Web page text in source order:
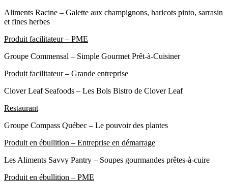
Aliments Racine – Galette aux champignons, haricots pinto, sarrasin
et fines herbes
Produit facilitateur – PME
Groupe Commensal – Simple Gourmet Prêt-à-Cuisiner
Produit facilitateur – Grande entreprise
Clover Leaf Seafoods – Les Bols Bistro de Clover Leaf
Restaurant
Groupe Compass Québec – Le pouvoir des plantes
Produit en ébullition – Entreprise en démarrage
Les Aliments Savvy Pantry – Soupes gourmandes prêtes-à-cuire
Produit en ébullition – PME